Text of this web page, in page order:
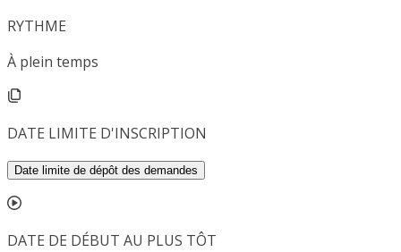
RYTHME
À plein temps
DATE LIMITE D'INSCRIPTION
Date limite de dépôt des demandes
DATE DE DÉBUT AU PLUS TÔT